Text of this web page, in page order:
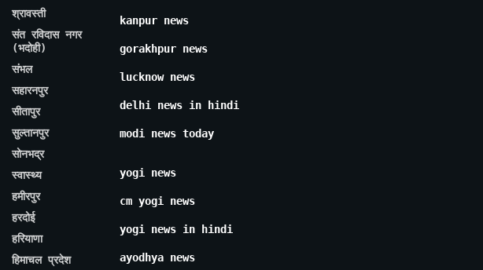
श्रावस्ती
संत रविदास नगर
(भदोही)
संभल
सहारनपुर
सीतापुर
सुल्तानपुर
सोनभद्र
स्वास्थ्य
हमीरपुर
हरदोई
हरियाणा
हिमाचल प्रदेश
kanpur news
gorakhpur news
lucknow news
delhi news in hindi
modi news today
yogi news
cm yogi news
yogi news in hindi
ayodhya news